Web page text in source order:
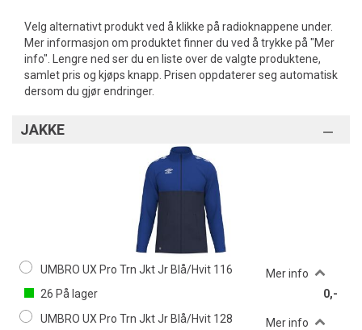
Velg alternativt produkt ved å klikke på radioknappene under.
Mer informasjon om produktet finner du ved å trykke på "Mer
info". Lengre ned ser du en liste over de valgte produktene,
samlet pris og kjøps knapp. Prisen oppdaterer seg automatisk
dersom du gjør endringer.
JAKKE
UMBRO UX Pro Trn Jkt Jr Blå/Hvit 116
Mer info
26 På lager
0,-
UMBRO UX Pro Trn Jkt Jr Blå/Hvit 128
Mer info